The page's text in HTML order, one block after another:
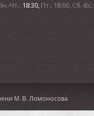
Чт.: 18:30,Пт.: 18:00, Сб.-Вс.:
М. В. Ломоносова